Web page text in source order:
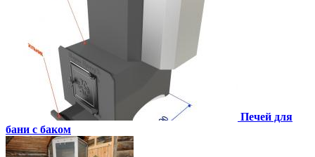
Печей для
бани с баком